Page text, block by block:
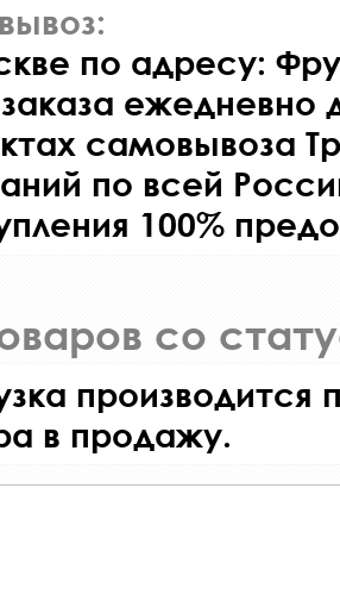
по адресу:
ежедневно
самовывоза
по всей
100%
со
производится
в продажу.